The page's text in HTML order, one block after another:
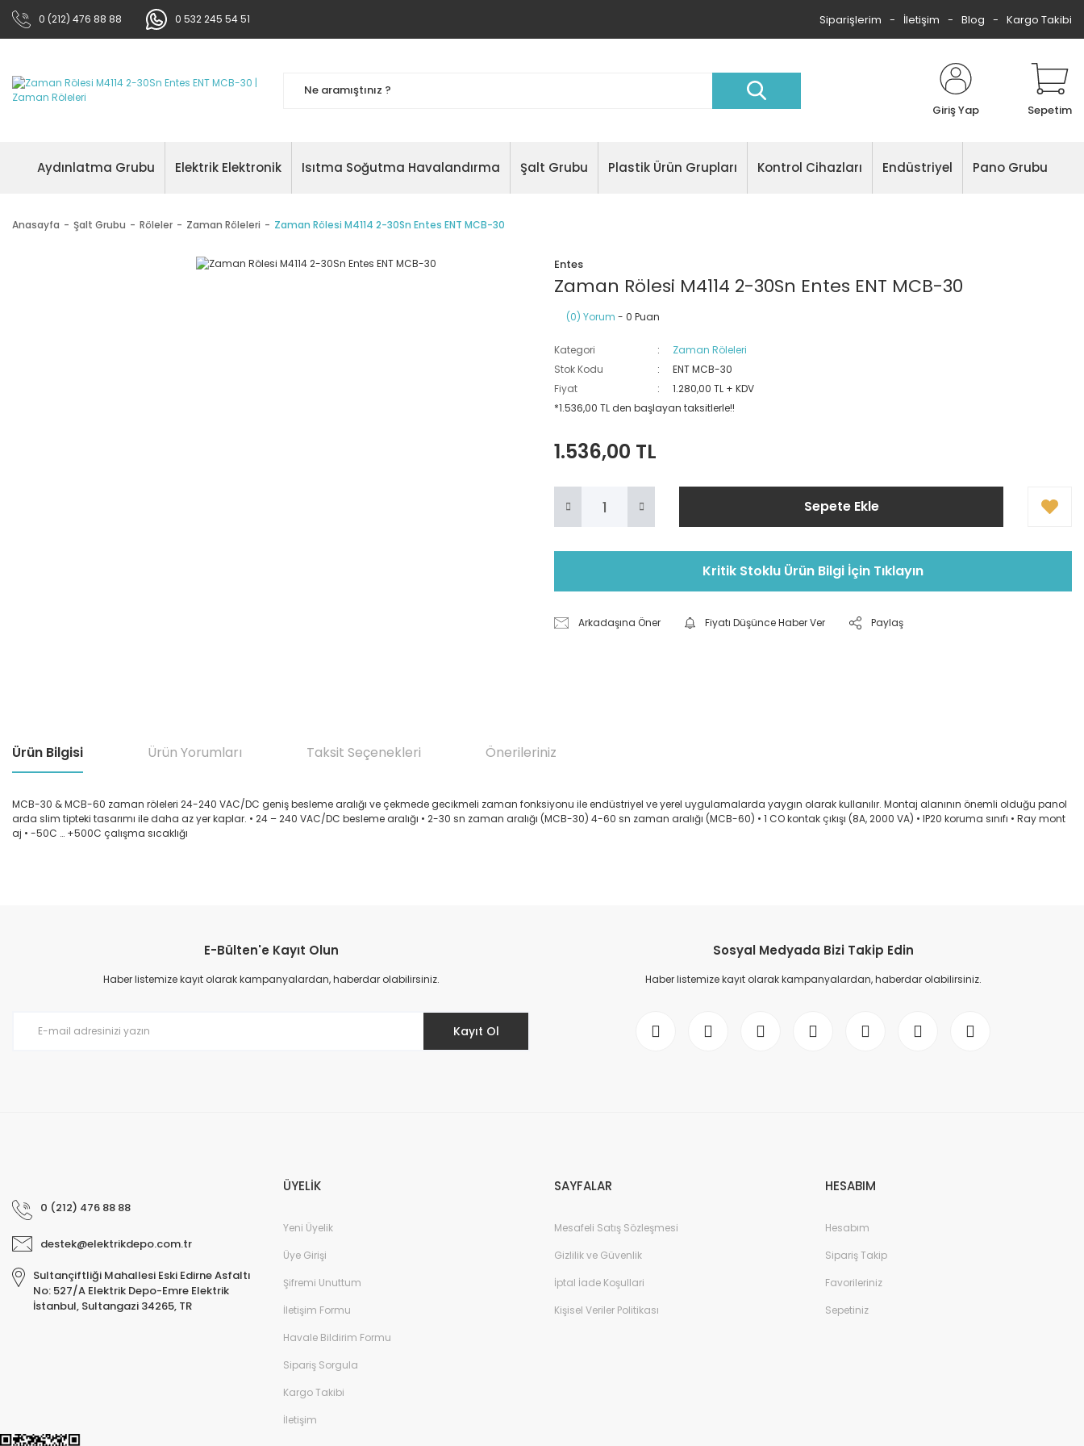
0 (212) 476 88 88 0 532 245 54 51 Siparişlerim İletişim Blog Kargo Takibi
Giriş Yap Sepetim
Aydınlatma Grubu Elektrik Elektronik Isıtma Soğutma Havalandırma Şalt Grubu Plastik Ürün Grupları Kontrol Cihazları Endüstriyel Pano Grubu
Anasayfa Şalt Grubu Röleler Zaman Röleleri Zaman Rölesi M4114 2-30Sn Entes ENT MCB-30
Entes
Zaman Rölesi M4114 2-30Sn Entes ENT MCB-30
(0) Yorum - 0 Puan
Kategori
Zaman Röleleri
Stok Kodu
ENT MCB-30
Fiyat
1.280,00 TL + KDV
*1.536,00 TL den başlayan taksitlerle!!
1.536,00 TL
Sepete Ekle
Kritik Stoklu Ürün Bilgi İçin Tıklayın
Arkadaşına Öner Fiyatı Düşünce Haber Ver Paylaş
Ürün Bilgisi Ürün Yorumları Taksit Seçenekleri Önerileriniz
MCB-30 & MCB-60 zaman röleleri 24-240 VAC/DC geniş besleme aralığı ve çekmede gecikmeli zaman fonksiyonu ile endüstriyel ve yerel uygulamalarda yaygın olarak kullanılır. Montaj alanının önemli olduğu panol
arda slim tipteki tasarımı ile daha az yer kaplar. • 24 – 240 VAC/DC besleme aralığı • 2-30 sn zaman aralığı (MCB-30) 4-60 sn zaman aralığı (MCB-60) • 1 CO kontak çıkışı (8A, 2000 VA) • IP20 koruma sınıfı • Ray mont
aj • -50C … +500C çalışma sıcaklığı
Ürün resmi kalitesiz, bozuk veya görüntülenemiyor.
Ürün açıklamasında eksik bilgiler bulunuyor.
E-Bülten'e Kayıt Olun
Haber listemize kayıt olarak kampanyalardan, haberdar olabilirsiniz.
Kayıt Ol
Sosyal Medyada Bizi Takip Edin
Haber listemize kayıt olarak kampanyalardan, haberdar olabilirsiniz.
0 (212) 476 88 88
destek@elektrikdepo.com.tr
Sultançiftliği Mahallesi Eski Edirne Asfaltı
No: 527/A Elektrik Depo-Emre Elektrik
İstanbul, Sultangazi 34265, TR
ÜYELİK
Yeni Üyelik
Üye Girişi
Şifremi Unuttum
İletişim Formu
Havale Bildirim Formu
Sipariş Sorgula
Kargo Takibi
İletişim
SAYFALAR
Mesafeli Satış Sözleşmesi
Gizlilik ve Güvenlik
İptal İade Koşullari
Kişisel Veriler Politikası
HESABIM
Hesabım
Sipariş Takip
Favorileriniz
Sepetiniz